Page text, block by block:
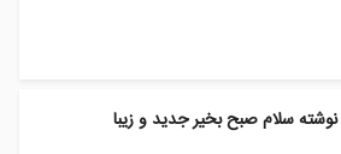
سلام صبح بخیر جدید و زیبا